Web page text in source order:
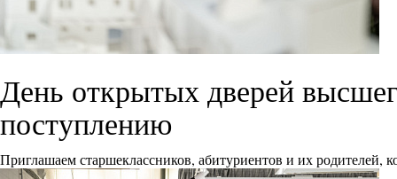
День открытых дверей
поступлению
Приглашаем старшеклассников, абитуриентов и их родителей,